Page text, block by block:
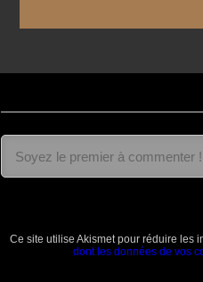
Ce site utilise Akismet pour réduire les
dont les données de vos